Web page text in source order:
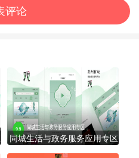
同城生活与政务服务应用专区